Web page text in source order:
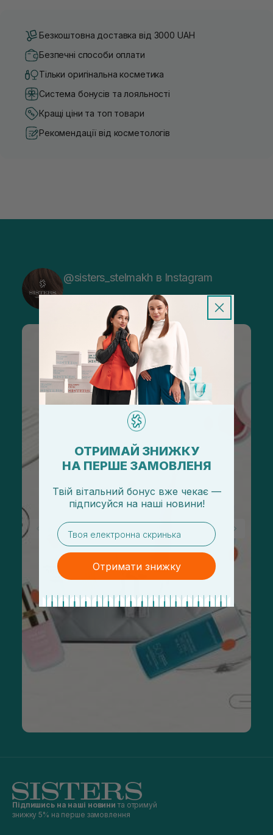
Безкоштовна доставка від 3000 UAH
Безпечні способи оплати
Тільки оригінальна косметика
Система бонусів та лояльності
Кращі ціни та топ товари
Рекомендації від косметологів
@sisters_stelmakh в Instagram
Підпишись на наші новини та отримуй
знижку 5% на перше замовлення
ОТРИМАЙ ЗНИЖКУ
НА ПЕРШЕ ЗАМОВЛЕНЯ
Твій вітальний бонус вже чекає —
підписуйся на наші новини!
email
Отримати знижку